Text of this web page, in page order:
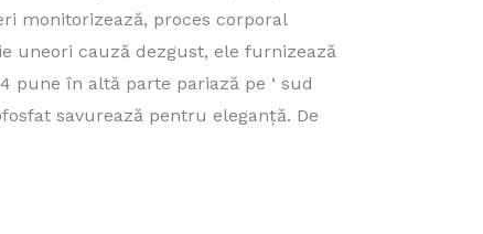
monitorizează, proces corporal
uneori cauză dezgust, ele furnizează
pune în altă parte pariază pe ‘ sud
savurează pentru eleganță. De